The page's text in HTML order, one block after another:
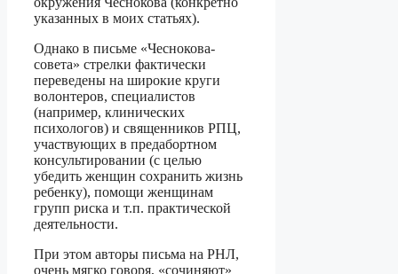
указанных в моих статьях).
Однако в письме «Чеснокова-
совета» стрелки фактически
переведены на широкие круги
волонтеров, специалистов
(например, клинических
психологов) и священников РПЦ,
участвующих в предабортном
консультировании (с целью
убедить женщин сохранить жизнь
ребенку), помощи женщинам
групп риска и т.п. практической
деятельности.
При этом авторы письма на РНЛ,
очень мягко говоря, «сочиняют»